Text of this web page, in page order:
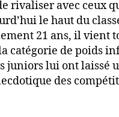
rivaliser avec ceux
le haut du
21 ans, il vient
catégorie de poids
juniors lui ont laissé
des